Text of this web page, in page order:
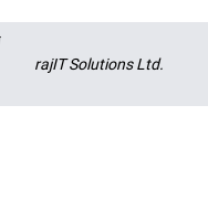
rajIT Solutions Ltd.